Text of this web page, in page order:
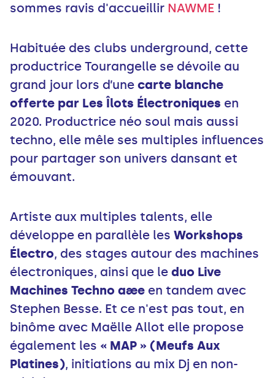
sommes ravis d'accueillir NAWME !
Habituée des clubs underground, cette
productrice Tourangelle se dévoile au
grand jour lors d’une carte blanche
offerte par Les Îlots Électroniques en
2020. Productrice néo soul mais aussi
techno, elle mêle ses multiples influences
pour partager son univers dansant et
émouvant.
Artiste aux multiples talents, elle
développe en parallèle les Workshops
Électro, des stages autour des machines
électroniques, ainsi que le duo Live
Machines Techno aæe en tandem avec
Stephen Besse. Et ce n'est pas tout, en
binôme avec Maëlle Allot elle propose
également les « MAP » (Meufs Aux
Platines), initiations au mix Dj en non-